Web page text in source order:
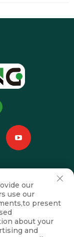
구독하기
our
use our
present
about your
and